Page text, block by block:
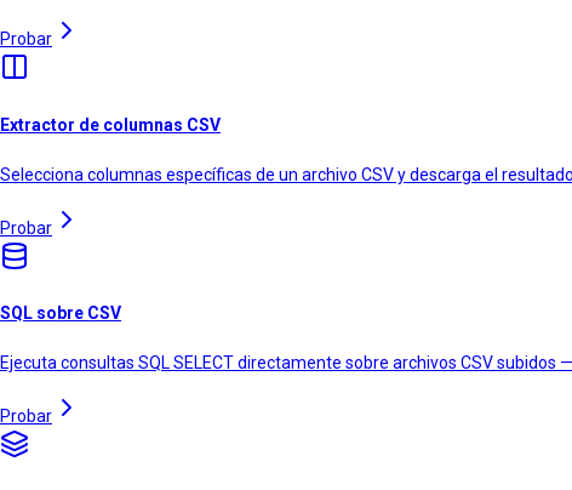
Probar
Extractor de columnas CSV
Selecciona columnas específicas de un archivo CSV y descarga el
Probar
SQL sobre CSV
Ejecuta consultas SQL SELECT directamente sobre archivos CSV subidos
Probar